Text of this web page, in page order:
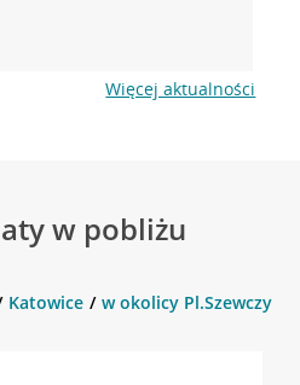
Więcej aktualności
w pobliżu
Katowice w okolicy Pl.Szewczyka